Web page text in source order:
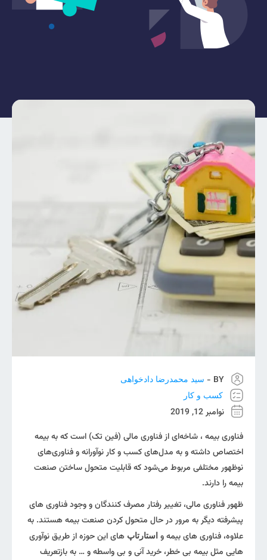
BY -
سید محمدرضا دادخواهی
کسب و کار
نوامبر 12, 2019
فناوری بیمه ، شاخه‌ای از فناوری مالی (فین تک) است که به بیمه
اختصاص داشته و به مدل‌های کسب و کار نوآورانه و فناوری‌های
نوظهور مختلفی مربوط می‌شود که قابلیت متحول ساختن صنعت
بیمه را دارند.
ظهور فناوری مالی، تغییر رفتار مصرف کنندگان و وجود فناوری‌‌ های
پیشرفته دیگر به مرور در حال متحول کردن صنعت بیمه هستند. به
علاوه، فناوری‌‌ های بیمه و استارتاپ‌‌ های این حوزه از طریق نوآوری
هایی مثل بیمه‌‌ بی خطر، خرید آنی و بی واسطه و … به بازتعریف